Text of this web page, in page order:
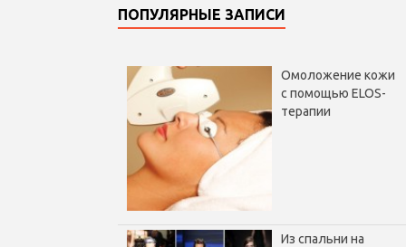
ПОПУЛЯРНЫЕ ЗАПИСИ
Омоложение кожи
с помощью ELOS-
терапии
Из спальни на